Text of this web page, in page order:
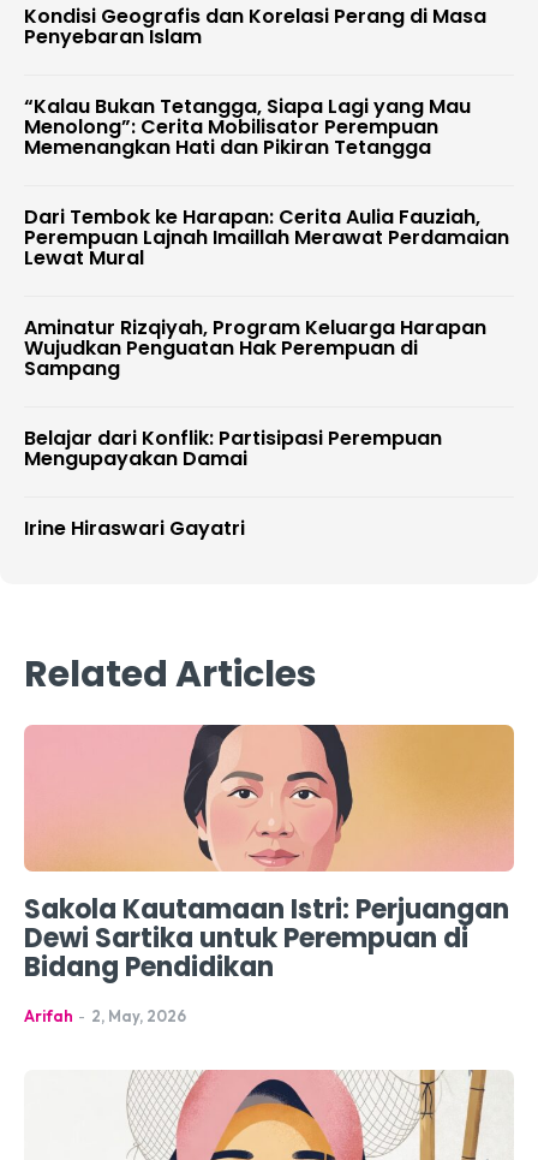
Kondisi Geografis dan Korelasi Perang di Masa
Penyebaran Islam
“Kalau Bukan Tetangga, Siapa Lagi yang Mau
Menolong”: Cerita Mobilisator Perempuan
Memenangkan Hati dan Pikiran Tetangga
Dari Tembok ke Harapan: Cerita Aulia Fauziah,
Perempuan Lajnah Imaillah Merawat Perdamaian
Lewat Mural
Aminatur Rizqiyah, Program Keluarga Harapan
Wujudkan Penguatan Hak Perempuan di
Sampang
Belajar dari Konflik: Partisipasi Perempuan
Mengupayakan Damai
Irine Hiraswari Gayatri
Related Articles
Sakola Kautamaan Istri: Perjuangan
Dewi Sartika untuk Perempuan di
Bidang Pendidikan
Arifah - 2, May, 2026